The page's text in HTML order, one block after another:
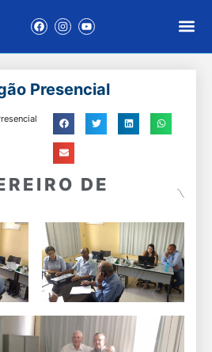
Presencial
DE